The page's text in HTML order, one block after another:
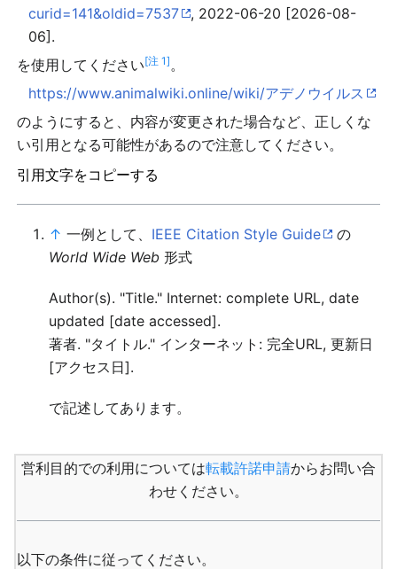
curid=141&oldid=7537
, 2022-06-20 [2026-08-
06].
を使用してください[注 1]。
https://www.animalwiki.online/wiki/アデノウイルス
のようにすると、内容が変更された場合など、正しくな
い引用となる可能性があるので注意してください。
引用文字をコピーする
↑ 一例として、 IEEE Citation Style Guide
の
World Wide Web 形式
Author(s). "Title." Internet: complete URL, date
updated [date accessed].
著者. "タイトル." インターネット: 完全URL, 更新日
[アクセス日].
で記述してあります。
営利目的での利用については転載許諾申請からお問い合
わせください。
以下の条件に従ってください。